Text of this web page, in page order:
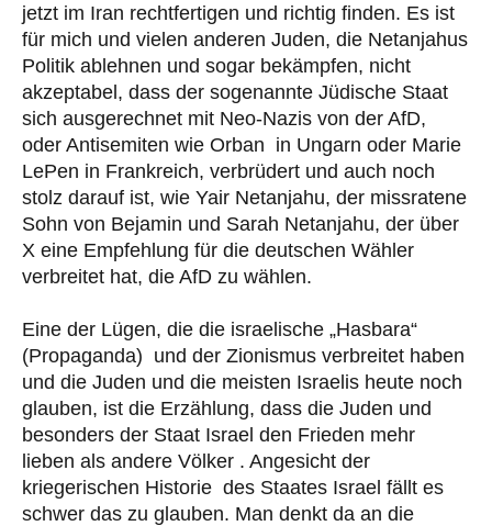
jetzt im Iran rechtfertigen und richtig finden. Es ist
für mich und vielen anderen Juden, die Netanjahus
Politik ablehnen und sogar bekämpfen, nicht
akzeptabel, dass der sogenannte Jüdische Staat
sich ausgerechnet mit Neo-Nazis von der AfD,
oder Antisemiten wie Orban in Ungarn oder Marie
LePen in Frankreich, verbrüdert und auch noch
stolz darauf ist, wie Yair Netanjahu, der missratene
Sohn von Bejamin und Sarah Netanjahu, der über
X eine Empfehlung für die deutschen Wähler
verbreitet hat, die AfD zu wählen.
Eine der Lügen, die die israelische „Hasbara“
(Propaganda) und der Zionismus verbreitet haben
und die Juden und die meisten Israelis heute noch
glauben, ist die Erzählung, dass die Juden und
besonders der Staat Israel den Frieden mehr
lieben als andere Völker . Angesicht der
kriegerischen Historie des Staates Israel fällt es
schwer das zu glauben. Man denkt da an die